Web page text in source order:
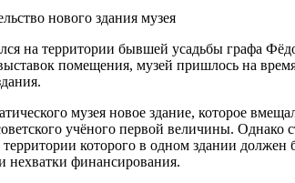
нового здания музея
на территории бывшей усадьбы графа
помещения, музей пришлось на
музея новое здание, которое
учёного первой величины. Однако
которого в одном здании
нехватки финансирования.